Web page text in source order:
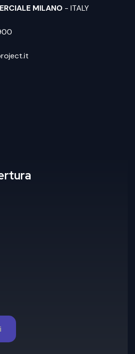
MILANO - ITALY